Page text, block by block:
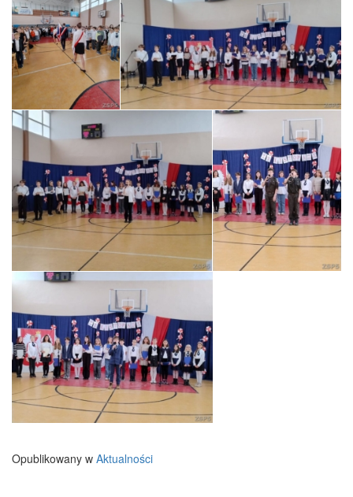
Opublikowany w Aktualności